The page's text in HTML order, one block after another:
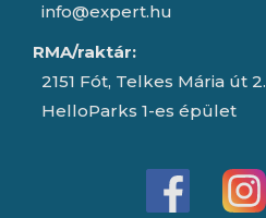
info@expert.hu
RMA/raktár:
2151 Fót, Telkes Mária út 2.
HelloParks 1-es épület